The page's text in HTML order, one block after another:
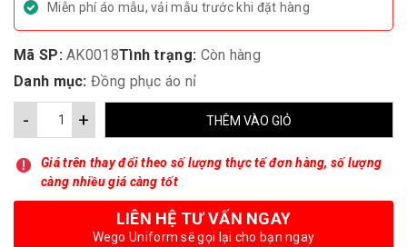
Miễn phí áo mẫu, vải mẫu trước khi đặt hàng
Mã SP: AK0018Tình trạng: Còn hàng
Danh mục: Đồng phục áo nỉ
+
- THÊM VÀO GIỎ
Giá trên thay đổi theo số lượng thực tế đơn hàng, số lượng
càng nhiều giá càng tốt
LIÊN HỆ TƯ VẤN NGAY
Wego Uniform sẽ gọi lại cho bạn ngay